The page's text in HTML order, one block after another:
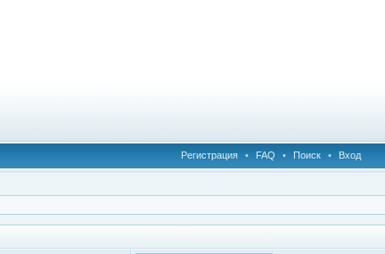
Регистрация • FAQ • Поиск • Вход